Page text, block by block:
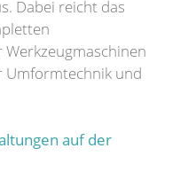
Dabei reicht das
Umformtechnik und
auf der